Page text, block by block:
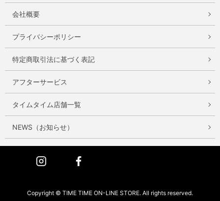
会社概要
プライバシーポリシー
特定商取引法に基づく表記
アフターサービス
タイムタイム店舗一覧
NEWS（お知らせ）
Instagram
Copyright © TIME TIME ON-LINE STORE. All rights reserved.